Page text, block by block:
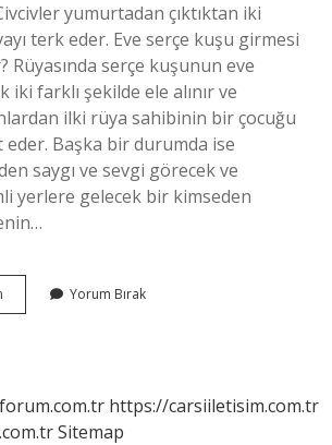
yumurtadan çıktıktan iki
terk eder. Eve serçe kuşu girmesi
Rüyasında serçe kuşunun eve
farklı şekilde ele alınır ve
ilki rüya sahibinin bir çocuğu
eder. Başka bir durumda ise
saygı ve sevgi görecek ve
yerlere gelecek bir kimseden
Kuşu
Yorum Bırak
https://carsiiletisim.com.tr
Sitemap